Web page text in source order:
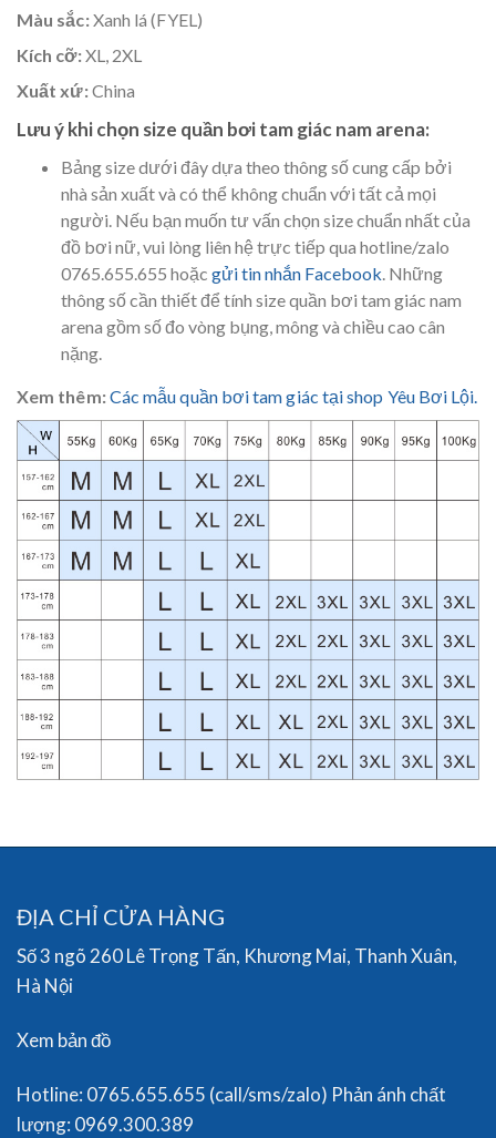
Màu sắc:Xanh lá (FYEL)
Kích cỡ:XL, 2XL
Xuất xứ:China
Lưu ý khi chọn size quần bơi tam giác nam arena:
Bảng size dưới đây dựa theo thông số cung cấp bởi
nhà sản xuất và có thể không chuẩn với tất cả mọi
người. Nếu bạn muốn tư vấn chọn size chuẩn nhất của
đồ bơi nữ, vui lòng liên hệ trực tiếp qua hotline/zalo
0765.655.655 hoặc gửi tin nhắn Facebook . Những
thông số cần thiết để tính size quần bơi tam giác nam
arena gồm số đo vòng bụng, mông và chiều cao cân
nặng.
Xem thêm:Các mẫu quần bơi tam giác tại shop Yêu Bơi Lội.
ĐỊA CHỈ CỬA HÀNG
Số 3 ngõ 260 Lê Trọng Tấn, Khương Mai, Thanh Xuân,
Hà Nội
Xem bản đồ
Hotline: 0765.655.655 (call/sms/zalo) Phản ánh chất
lượng: 0969.300.389